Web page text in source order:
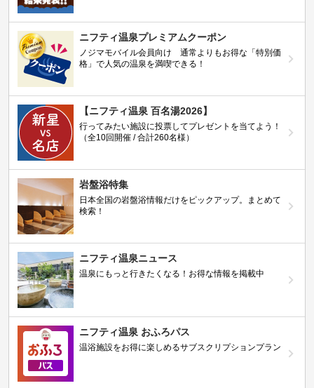
ニフティ温泉プレミアムクーポン
ノジマモバイル会員向け 通常よりもお得な「特別価
格」で人気の温泉を満喫できる！
【ニフティ温泉 百名湯2026】
行ってみたい施設に投票してプレゼントを当てよう！
（全10回開催 / 合計260名様）
岩盤浴特集
日本全国の岩盤浴情報だけをピックアップ。まとめて
検索！
ニフティ温泉ニュース
温泉にもっと行きたくなる！お得な情報を掲載中
ニフティ温泉 おふろパス
温浴施設をお得に楽しめるサブスクリプションプラン